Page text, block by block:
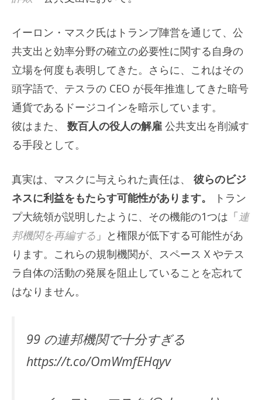
イーロン・マスク氏はトランプ陣営を通じて、公
共支出と効率分野の確立の必要性に関する自身の
立場を何度も表明してきた。さらに、これはその
頭字語で、テスラの CEO が長年推進してきた暗号
通貨であるドージコインを暗示しています。
彼はまた、 数百人の役人の解雇 公共支出を削減す
る手段として。
真実は、マスクに与えられた責任は、 彼らのビジ
ネスに利益をもたらす可能性があります。
トラン
プ大統領が説明したように、その機能の1つは「連
邦機関を再編する 」と権限が低下する可能性があ
ります。これらの規制機関が、スペース X やテス
ラ自体の活動の発展を阻止していることを忘れて
はなりません。
99 の連邦機関で十分すぎる
https://t.co/OmWmfEHqyv